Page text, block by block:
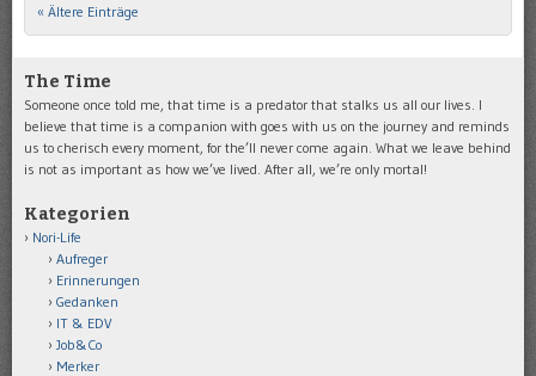
Post navigation
« Ältere Einträge
The Time
Someone once told me, that time is a predator that stalks us all our lives. I
believe that time is a companion with goes with us on the journey and reminds
us to cherisch every moment, for the’ll never come again. What we leave behind
is not as important as how we’ve lived. After all, we’re only mortal!
Kategorien
Nori-Life
Aufreger
Erinnerungen
Gedanken
IT & EDV
Job&Co
Merker